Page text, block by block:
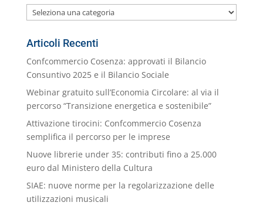
Le
nostre
Categorie
Articoli Recenti
Confcommercio Cosenza: approvati il Bilancio
Consuntivo 2025 e il Bilancio Sociale
Webinar gratuito sull’Economia Circolare: al via il
percorso “Transizione energetica e sostenibile”
Attivazione tirocini: Confcommercio Cosenza
semplifica il percorso per le imprese
Nuove librerie under 35: contributi fino a 25.000
euro dal Ministero della Cultura
SIAE: nuove norme per la regolarizzazione delle
utilizzazioni musicali